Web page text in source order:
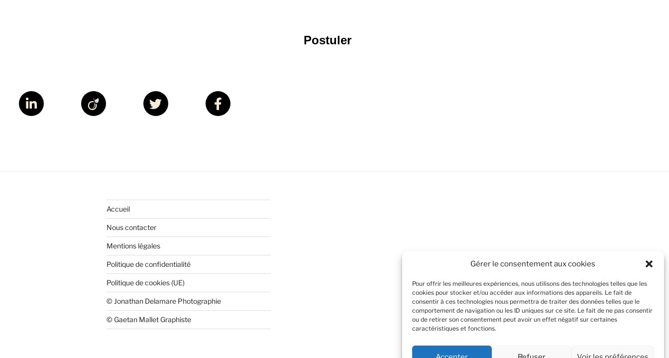
Gérer le consentement aux cookies
Pour offrir les meilleures expériences, nous utilisons des technologies telles que les
cookies pour stocker et/ou accéder aux informations des appareils. Le fait de
consentir à ces technologies nous permettra de traiter des données telles que le
comportement de navigation ou les ID uniques sur ce site. Le fait de ne pas consentir
ou de retirer son consentement peut avoir un effet négatif sur certaines
caractéristiques et fonctions.
Postuler
Accueil
Nous contacter
Mentions légales
Politique de confidentialité
Politique de cookies (UE)
© Jonathan Delamare Photographie
© Gaetan Mallet Graphiste